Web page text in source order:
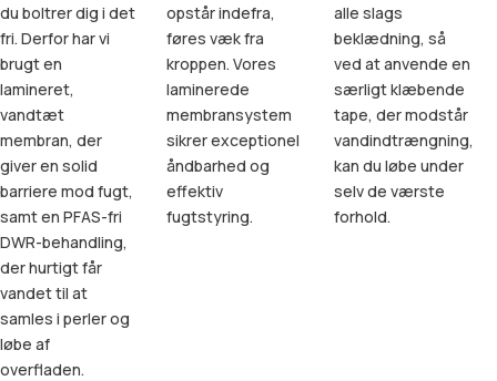
du boltrer dig i det
fri. Derfor har vi
brugt en
lamineret,
vandtæt
membran, der
giver en solid
barriere mod fugt,
samt en PFAS-fri
DWR-behandling,
der hurtigt får
vandet til at
samles i perler og
løbe af
overfladen.
opstår indefra,
føres væk fra
kroppen. Vores
laminerede
membransystem
sikrer exceptionel
åndbarhed og
effektiv
fugtstyring.
alle slags
beklædning, så
ved at anvende en
særligt klæbende
tape, der modstår
vandindtrængning,
kan du løbe under
selv de værste
forhold.